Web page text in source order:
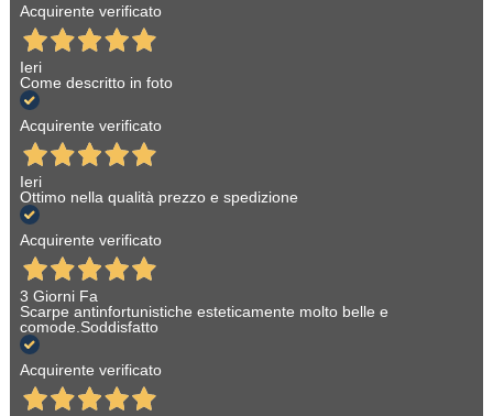
Acquirente verificato
Ieri
Come descritto in foto
Acquirente verificato
Ieri
Ottimo nella qualità prezzo e spedizione
Acquirente verificato
3 Giorni Fa
Scarpe antinfortunistiche esteticamente molto belle e
comode.Soddisfatto
Acquirente verificato